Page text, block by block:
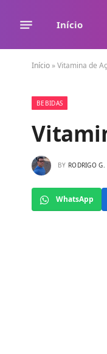
Início
Início »Vitamina de
BEBIDAS
BY RODRIGO G.
WhatsApp